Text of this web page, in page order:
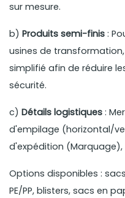
sur mesure.
b)Produits semi-finis :
usines de
simplifié afin de réduire
sécurité.
c)Détails logistiques :
d'empilage (horizontal/
d'expédition (Marquage),
Options disponibles :
PE/PP, blisters, sacs en